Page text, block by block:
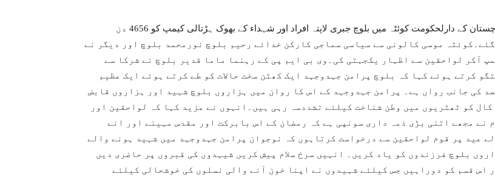
بلوچستان کے دارلحکومت کوئٹہ میں بلوچ جبری لاپتہ افراد اور شہداء کے بھوک ہڑتالی کیمپ کو 4656 دن
موسی کالونی سے سیاسی سماجی کارکن خدائے رحیم بلوچ نورمحمد بلوچ اور دیگر نے
آکر لواحقین سے اظہار یکجہتی کی۔وی بی ایم پی کے رہنما ماما قدیر بلوچ نے شرکا سے
کرتے ہوئے کہا کہ بلوچ پرامن جہدوجہد ایک کھٹن سخت حالات کو طے کرتے ہوئے ایک عظیم
کی جانب رواں ہے۔ پرامن جہدوجہد کے اس کا روان میں ہزاروں بلوچ شہید اور ہزاروں قابض
کال کو ٹھٹریوں میں وطن شناخت کیلئے تشددسہ رہی ہیں۔انہوں نے مزید کہا کہ لواحقین اور
نے مجھے اتنی بڑی ذمہ داری سونپی ہے کہ رمضان کے اس بابرکت اور مقدس مہینے اور انے
عید پر قوم لواحقین سے درخواست کرتاہوں کہ نوجوان پرامن جہدوجہد میں شہید ہونے والے
بلوچ فرزندوں کو یاد کریں۔ انہیں سرخ سلام پیش کریں شیہدوں کی قبروں پر حاضری دیں
اس قسم کو دوراہیں جس کیلئے شہیدوں نے اپنا خون آنے والی نسلوں کی خوشحالی کیلئے